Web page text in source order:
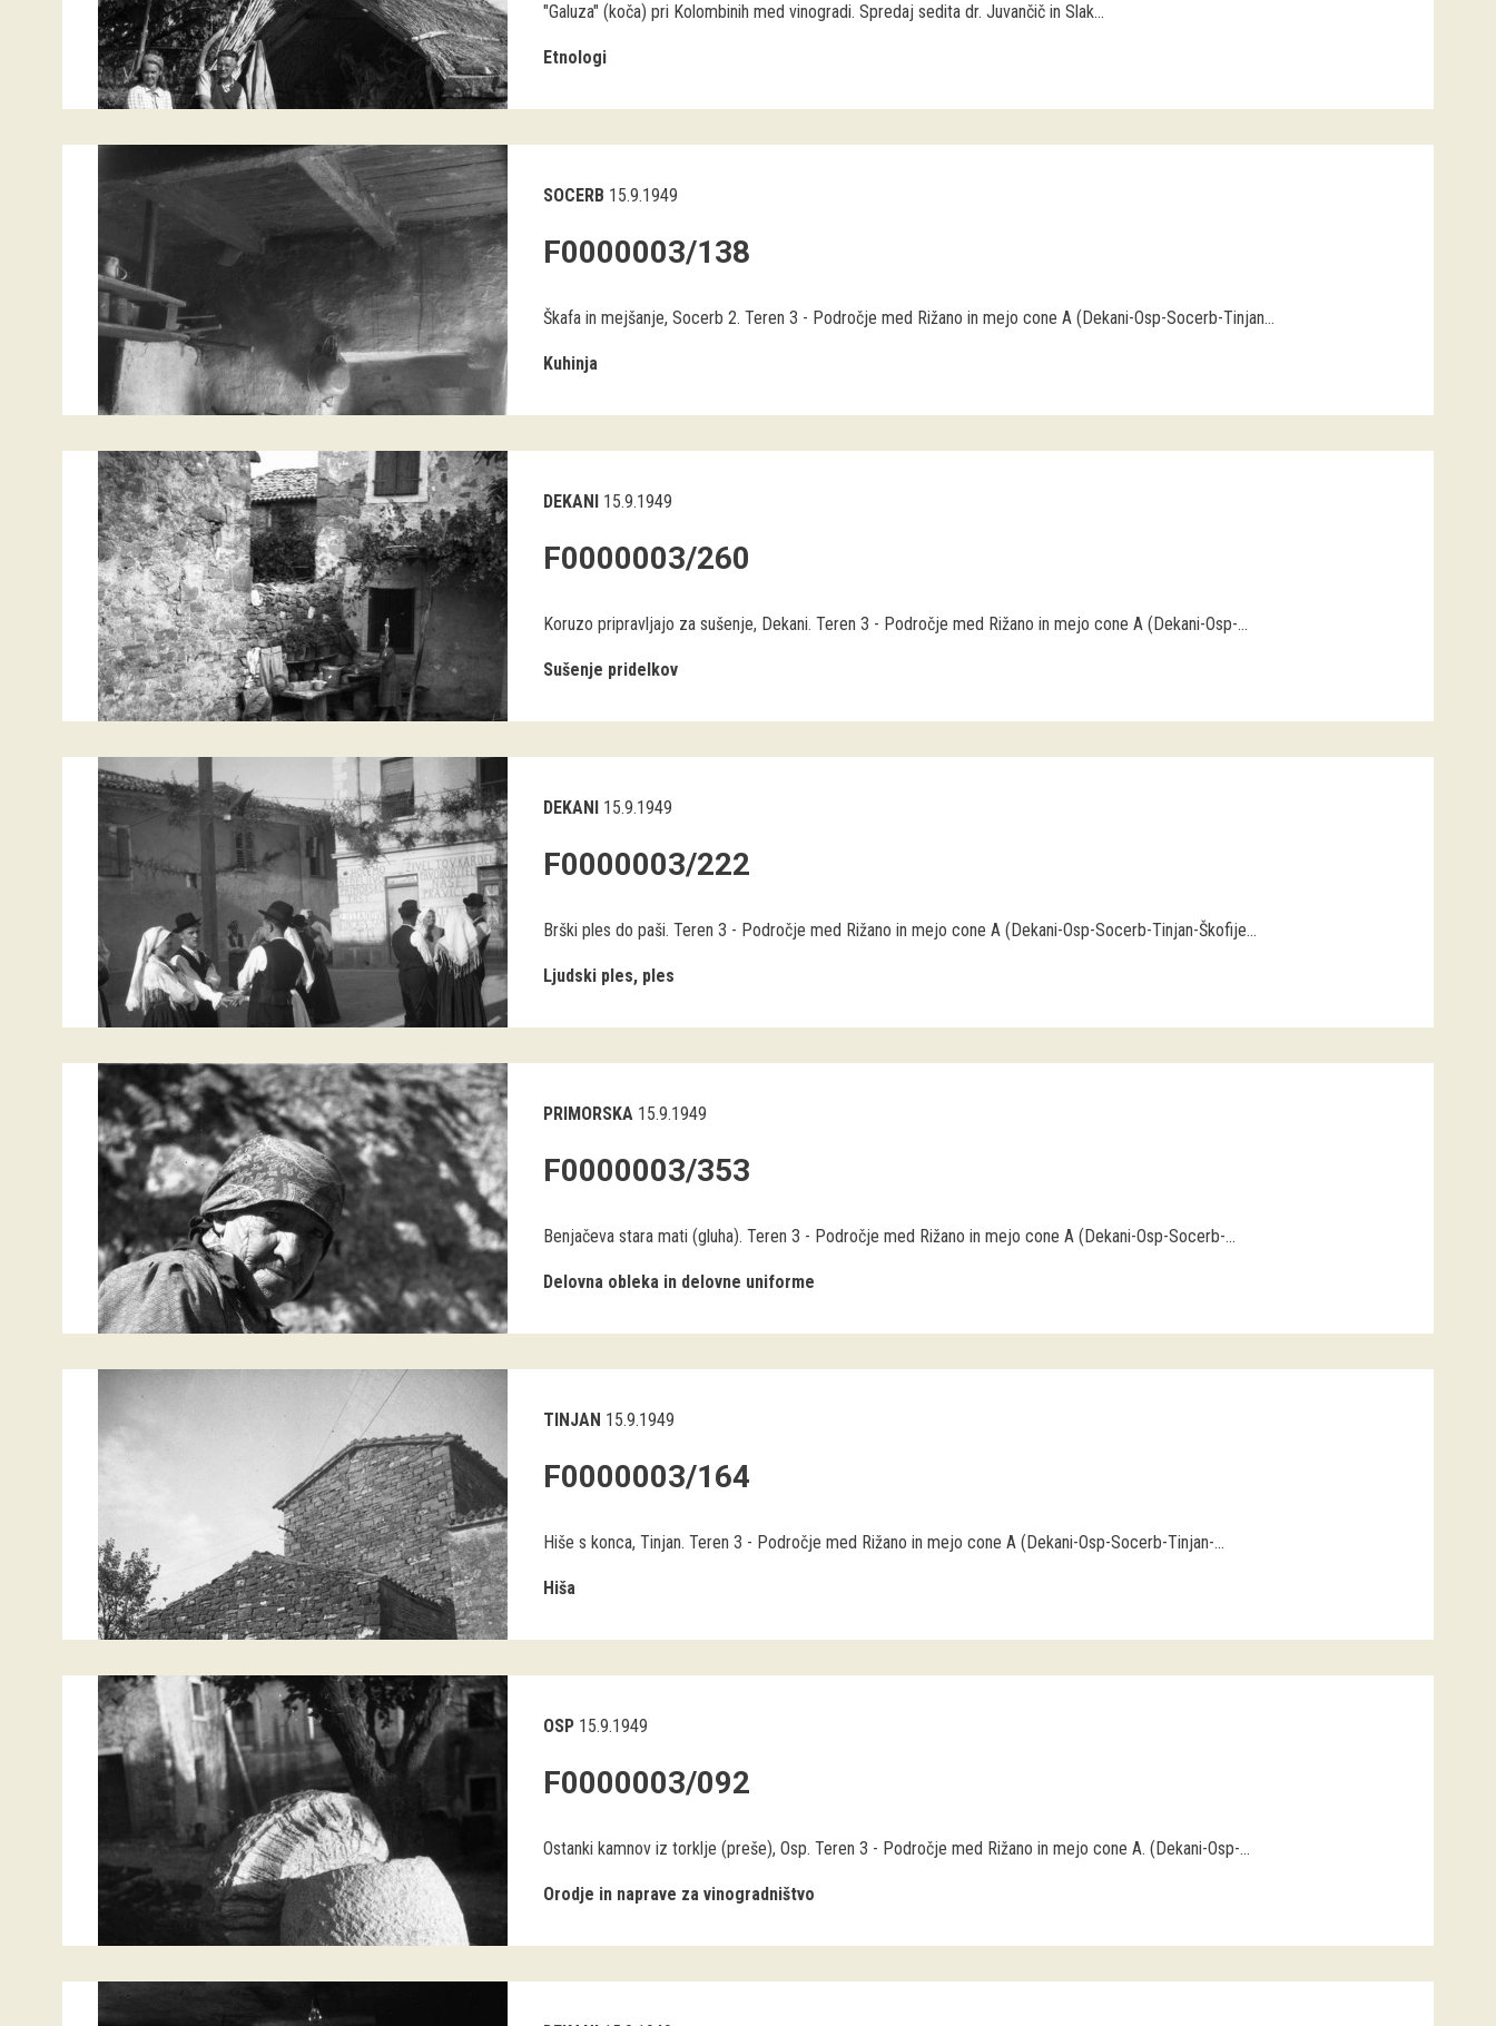
"Galuza" (koča) pri Kolombinih med vinogradi. Spredaj sedita dr. Juvančič in Slak...
Etnologi
SOCERB 15.9.1949
F0000003/138
Škafa in mejšanje, Socerb 2. Teren 3 - Področje med Rižano in mejo cone A (Dekani-Osp-Socerb-Tinjan...
Kuhinja
DEKANI 15.9.1949
F0000003/260
Koruzo pripravljajo za sušenje, Dekani. Teren 3 - Področje med Rižano in mejo cone A (Dekani-Osp-...
Sušenje pridelkov
DEKANI 15.9.1949
F0000003/222
Brški ples do paši. Teren 3 - Področje med Rižano in mejo cone A (Dekani-Osp-Socerb-Tinjan-Škofije...
Ljudski ples, ples
PRIMORSKA 15.9.1949
F0000003/353
Benjačeva stara mati (gluha). Teren 3 - Področje med Rižano in mejo cone A (Dekani-Osp-Socerb-...
Delovna obleka in delovne uniforme
TINJAN 15.9.1949
F0000003/164
Hiše s konca, Tinjan. Teren 3 - Področje med Rižano in mejo cone A (Dekani-Osp-Socerb-Tinjan-...
Hiša
OSP 15.9.1949
F0000003/092
Ostanki kamnov iz torklje (preše), Osp. Teren 3 - Področje med Rižano in mejo cone A. (Dekani-Osp-...
Orodje in naprave za vinogradništvo